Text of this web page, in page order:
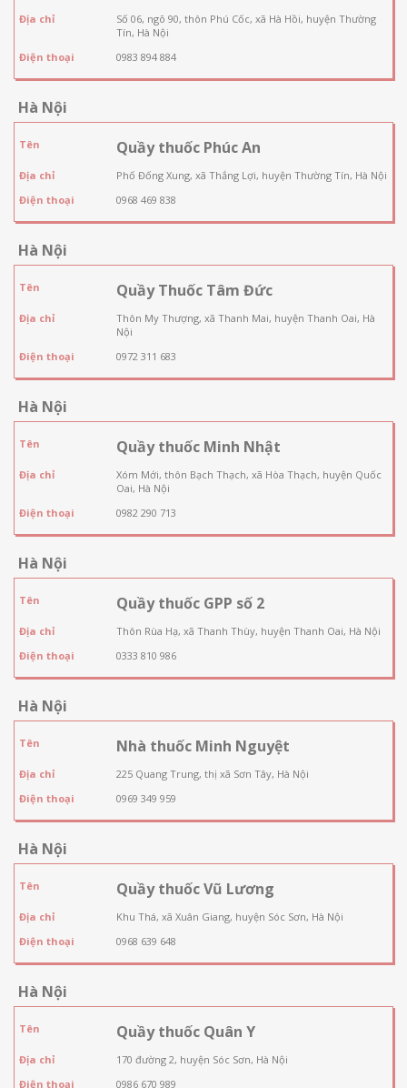
Địa chỉ
Số 06, ngõ 90, thôn Phú Cốc, xã Hà Hồi, huyện Thường
Tín, Hà Nội
Điện thoại
0983 894 884
Hà Nội
Tên Quầy thuốc Phúc An
Địa chỉ
Phố Đống Xung, xã Thắng Lợi, huyện Thường Tín, Hà Nội
Điện thoại
0968 469 838
Hà Nội
Tên Quầy Thuốc Tâm Đức
Địa chỉ
Thôn My Thượng, xã Thanh Mai, huyện Thanh Oai, Hà
Nội
Điện thoại
0972 311 683
Hà Nội
Tên Quầy thuốc Minh Nhật
Địa chỉ
Xóm Mới, thôn Bạch Thạch, xã Hòa Thạch, huyện Quốc
Oai, Hà Nội
Điện thoại
0982 290 713
Hà Nội
Tên Quầy thuốc GPP số 2
Địa chỉ
Thôn Rùa Hạ, xã Thanh Thùy, huyện Thanh Oai, Hà Nội
Điện thoại
0333 810 986
Hà Nội
Tên Nhà thuốc Minh Nguyệt
Địa chỉ
225 Quang Trung, thị xã Sơn Tây, Hà Nội
Điện thoại
0969 349 959
Hà Nội
Tên Quầy thuốc Vũ Lương
Địa chỉ
Khu Thá, xã Xuân Giang, huyện Sóc Sơn, Hà Nội
Điện thoại
0968 639 648
Hà Nội
Tên Quầy thuốc Quân Y
Địa chỉ
170 đường 2, huyện Sóc Sơn, Hà Nội
Điện thoại
0986 670 989